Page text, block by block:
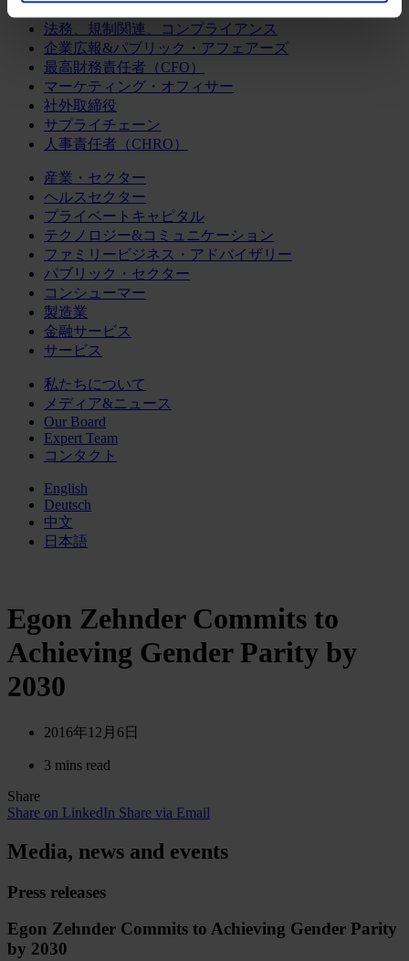
法務、規制関連、コンプライアンス
企業広報&パブリック・アフェアーズ
最高財務責任者（CFO）
マーケティング・オフィサー
社外取締役
サプライチェーン
人事責任者（CHRO）
産業・セクター
ヘルスセクター
プライベートキャピタル
テクノロジー&コミュニケーション
ファミリービジネス・アドバイザリー
パブリック・セクター
コンシューマー
製造業
金融サービス
サービス
私たちについて
メディア&ニュース
Our Board
Expert Team
コンタクト
English
Deutsch
中文
日本語
Egon Zehnder Commits to
Achieving Gender Parity by
2030
2016年12月6日
3 mins read
Share
Share on LinkedIn Share via Email
Media, news and events
Press releases
Egon Zehnder Commits to Achieving Gender Parity
by 2030